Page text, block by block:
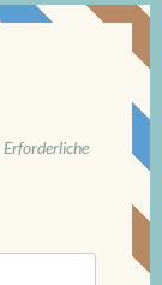
Erforderliche